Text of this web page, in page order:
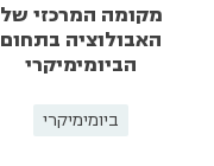
מקומה המרכזי של
האבולוציה בתחום
הביומימיקרי
ביומימיקרי